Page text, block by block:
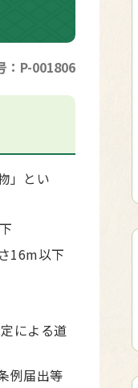
：P-001806
」とい
16m以下
による道
例届出等